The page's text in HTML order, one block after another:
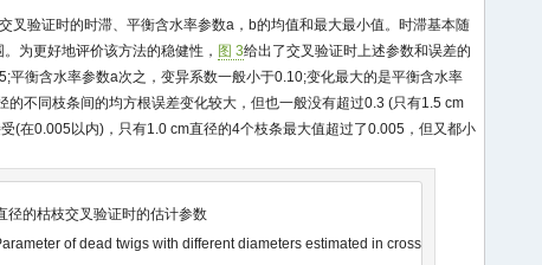
叉验证时的时滞、平衡含水率参数a，b的均值和最大最小值。时滞基本随
为更好地评价该方法的稳健性， 图 3给出了交叉验证时上述参数和误差的
衡含水率参数a次之，变异系数一般小于0.10;变化最大的是平衡含水率
不同枝条间的均方根误差变化较大，但也一般没有超过0.3 (只有1.5 cm
(在0.005以内)，只有1.0 cm直径的4个枝条最大值超过了0.005，但又都小
径的枯枝交叉验证时的估计参数
of dead twigs with different diameters estimated in cross